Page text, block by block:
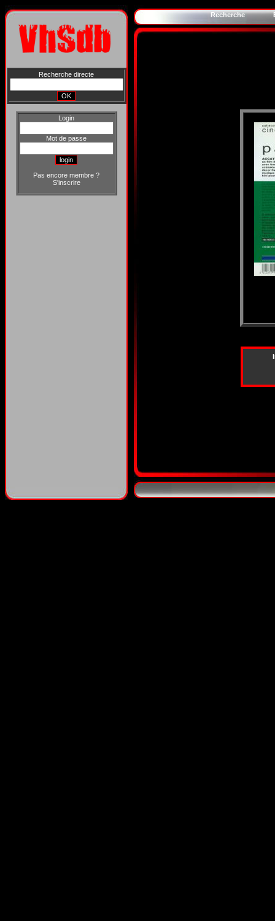
Recherche directe
Login
Mot de passe
Pas encore membre ?
S'inscrire
Recherche